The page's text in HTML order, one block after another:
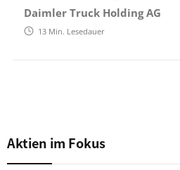
Daimler Truck Holding AG
13 Min. Lesedauer
Aktien im Fokus